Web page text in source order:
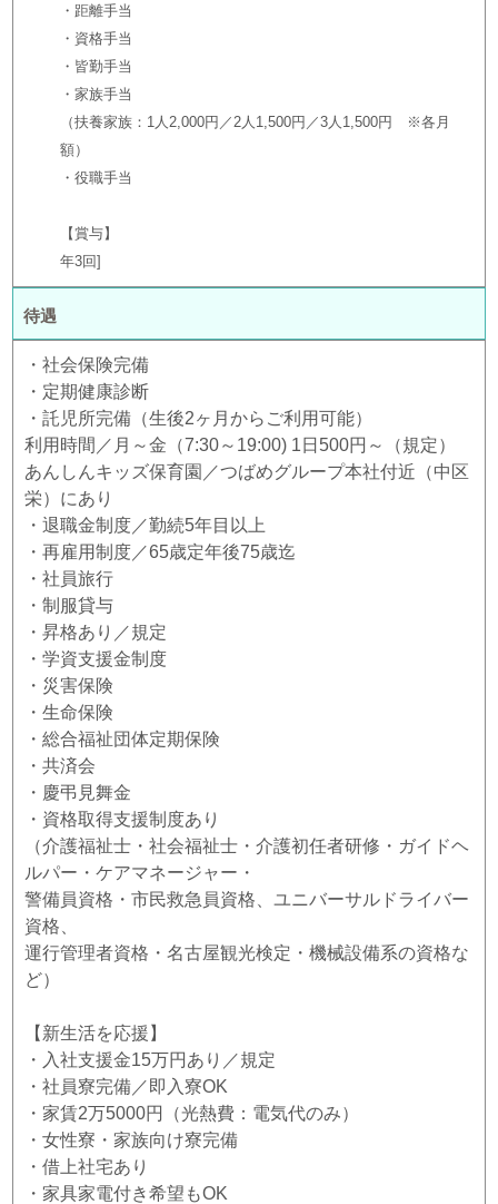
・距離手当
・資格手当
・皆勤手当
・家族手当
（扶養家族：1人2,000円／2人1,500円／3人1,500円 ※各月
額）
・役職手当
【賞与】
年3回
待遇
・社会保険完備
・定期健康診断
・託児所完備（生後2ヶ月からご利用可能）
利用時間／月～金（7:30～19:00) 1日500円～（規定）
あんしんキッズ保育園／つばめグループ本社付近（中区
栄）にあり
・退職金制度／勤続5年目以上
・再雇用制度／65歳定年後75歳迄
・社員旅行
・制服貸与
・昇格あり／規定
・学資支援金制度
・災害保険
・生命保険
・総合福祉団体定期保険
・共済会
・慶弔見舞金
・資格取得支援制度あり
（介護福祉士・社会福祉士・介護初任者研修・ガイドヘ
ルパー・ケアマネージャー・
警備員資格・市民救急員資格、ユニバーサルドライバー
資格、
運行管理者資格・名古屋観光検定・機械設備系の資格な
ど）
【新生活を応援】
・入社支援金15万円あり／規定
・社員寮完備／即入寮OK
・家賃2万5000円（光熱費：電気代のみ）
・女性寮・家族向け寮完備
・借上社宅あり
・家具家電付き希望もOK